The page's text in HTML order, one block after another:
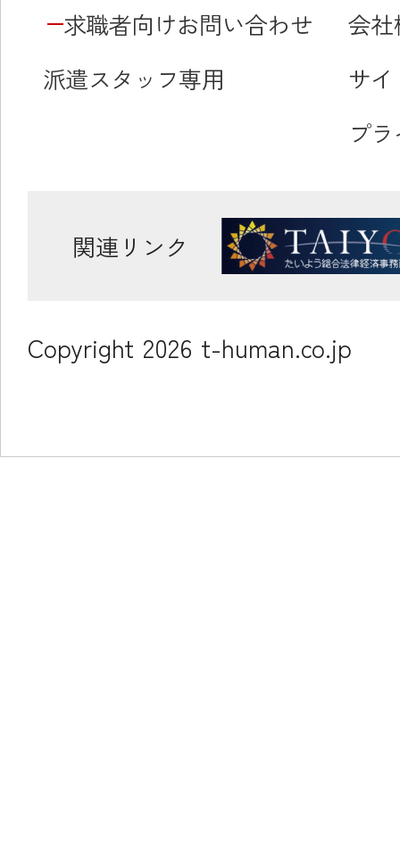
求職者向けお問い合わせ
派遣スタッフ専用
会
サ
プ
関連リンク
Copyright 2026 t-human.co.jp